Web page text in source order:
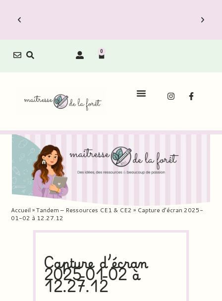
0
Accueil »Tandem – Ressources CE1 & CE2 » Capture d’écran 2025-
01-02 à 12.27.12
Capture d’écran
2025-01-02 à
12.27.12